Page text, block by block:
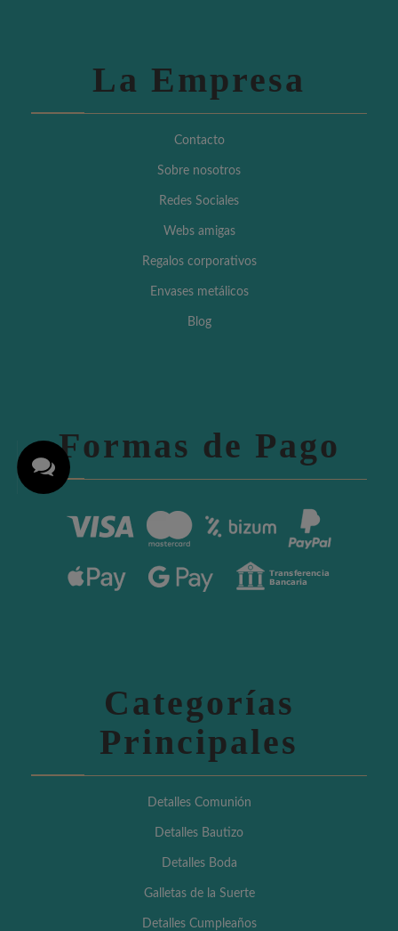
La Empresa
Contacto
Sobre nosotros
Redes Sociales
Webs amigas
Regalos corporativos
Envases metálicos
Blog
Formas de Pago
Categorías
Principales
Detalles Comunión
Detalles Bautizo
Detalles Boda
Galletas de la Suerte
Detalles Cumpleaños